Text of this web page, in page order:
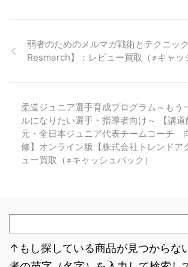
弱者のためのメルマガ戦術とテクニッ
Resmarch】：レビュー買取（≠キャッ
柔道ジュニア選手育成プログラム～もう
ルになりたい選手・指導者向け～ 【講道
元・全日本ジュニア代表チームコーチ
修】オンライン版【株式会社トレンドア
ュー買取（≠キャッシュバック）
↑もし探している商品が見つからな